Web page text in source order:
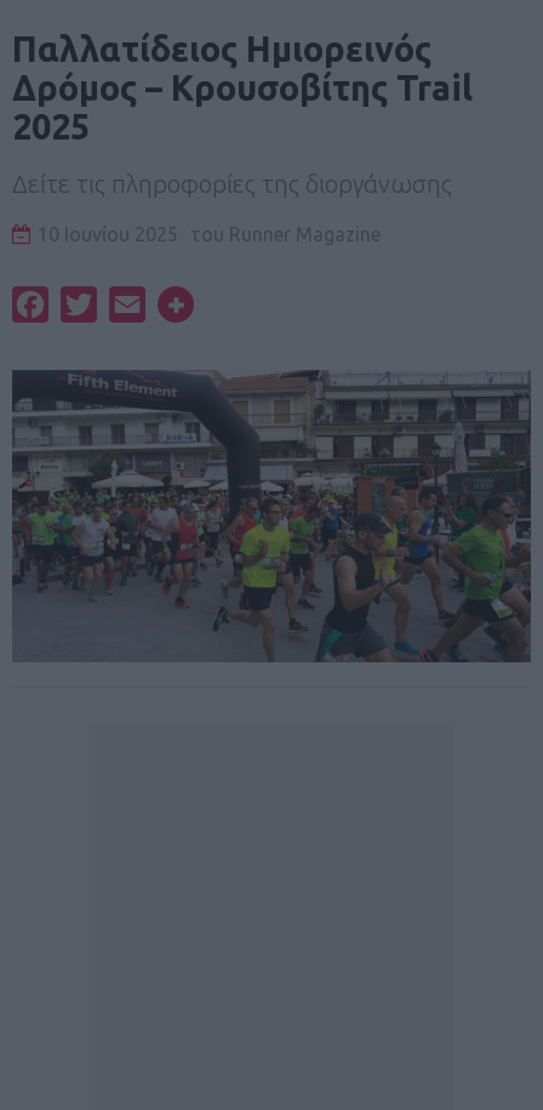
Παλλατίδειος Ημιορεινός
Δρόμος – Κρουσοβίτης Trail
2025
Δείτε τις πληροφορίες της διοργάνωσης
10 Ιουνίου 2025 του Runner Magazine
FacebookTwitterEmail